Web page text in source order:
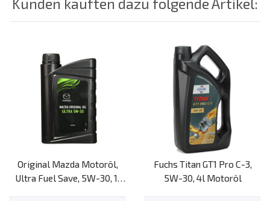
Original Mazda Motoröl,
Ultra Fuel Save, 5W-30, 1l
Fuchs Titan GT1 Pro C-3,
5W-30, 4l Motoröl